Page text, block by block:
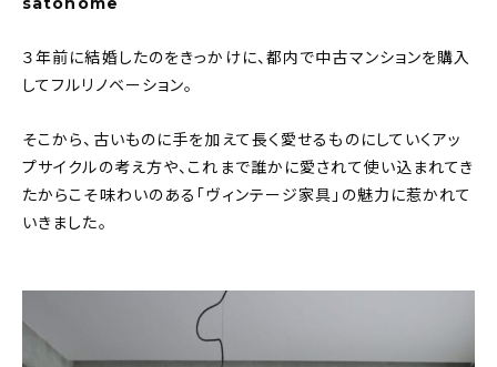
３年前に結婚したのをきっかけに、都内で中古マンションを購入
してフルリノベーション。
そこから、古いものに手を加えて長く愛せるものにしていくアッ
プサイクルの考え方や、これまで誰かに愛されて使い込まれてき
たからこそ味わいのある「ヴィンテージ家具」の魅力に惹かれて
いきました。